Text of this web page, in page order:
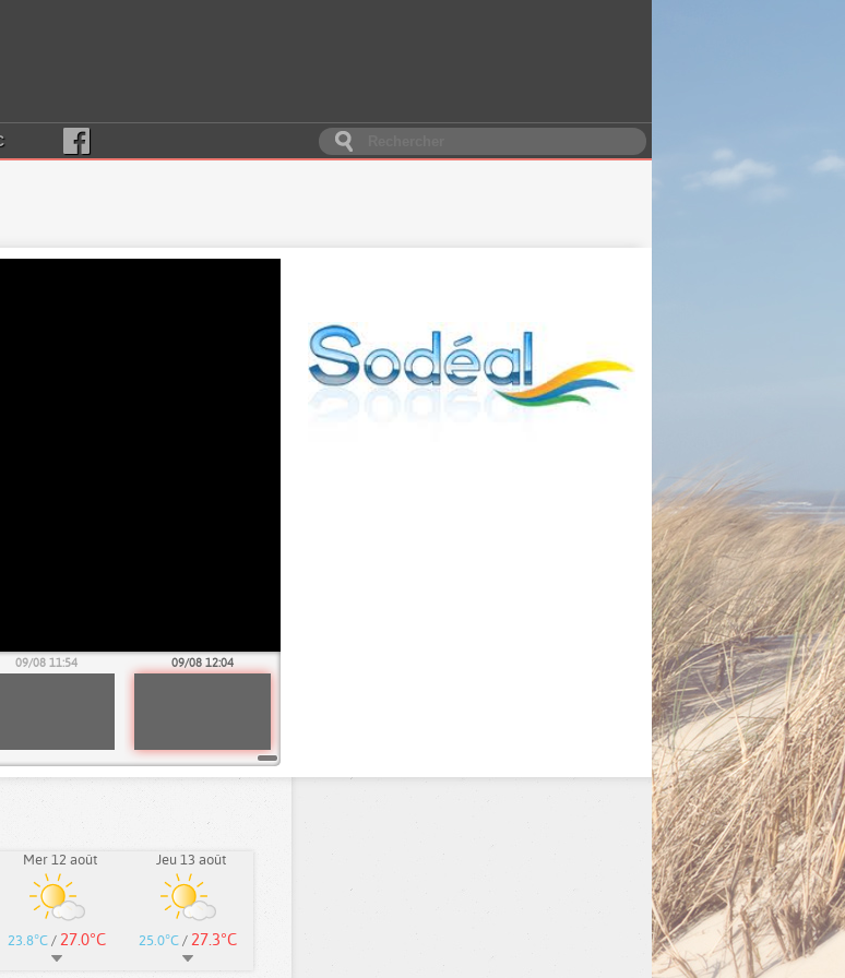
09/08 11:54 09/08 12:04
Mer 12 août
23.8°C / 27.0°C
Jeu 13 août
25.0°C / 27.3°C